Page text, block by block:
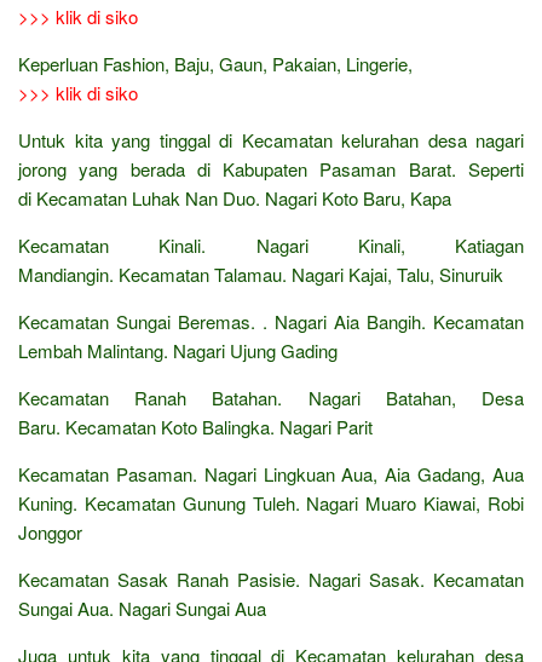
>>> klik di siko
Keperluan Fashion, Baju, Gaun, Pakaian, Lingerie,
>>> klik di siko
Untuk kita yang tinggal di Kecamatan kelurahan desa nagari
jorong yang berada di Kabupaten Pasaman Barat. Seperti
di Kecamatan Luhak Nan Duo. Nagari Koto Baru, Kapa
Kecamatan Kinali. Nagari Kinali, Katiagan
Mandiangin. Kecamatan Talamau. Nagari Kajai, Talu, Sinuruik
Kecamatan Sungai Beremas. . Nagari Aia Bangih. Kecamatan
Lembah Malintang. Nagari Ujung Gading
Kecamatan Ranah Batahan. Nagari Batahan, Desa
Baru. Kecamatan Koto Balingka. Nagari Parit
Kecamatan Pasaman. Nagari Lingkuan Aua, Aia Gadang, Aua
Kuning. Kecamatan Gunung Tuleh. Nagari Muaro Kiawai, Robi
Jonggor
Kecamatan Sasak Ranah Pasisie. Nagari Sasak. Kecamatan
Sungai Aua. Nagari Sungai Aua
Juga untuk kita yang tinggal di Kecamatan kelurahan desa